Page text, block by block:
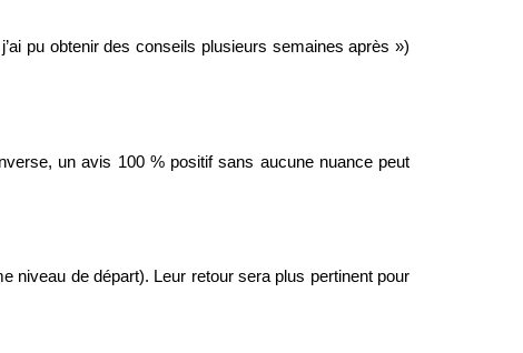
pu obtenir des conseils plusieurs semaines après »)
un avis 100 % positif sans aucune nuance peut
niveau de départ). Leur retour sera plus pertinent pour